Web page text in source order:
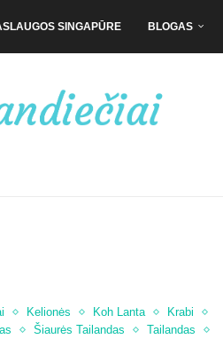
SINGAPŪRE BLOGAS
Kelionės Koh Lanta
Krabi
Šiaurės Tailandas
Tailandas